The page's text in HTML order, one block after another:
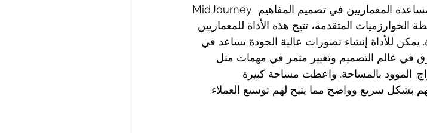
MidJourney هي أداة تعتمد على الذكاء الاصطناعي مصممة لمساعدة المعماريين في تصميم المفاهيم
المتقدمة، تتيح هذه الأداة للمعماريين
للأداة إنشاء تصورات عالية الجودة تساعد في
في عالم التصميم وتغيير مثمر في مهمات مثل
الموود بالمساحة. واعطت مساحة كبيرة
بشكل سريع وواضح مما يتيح لهم توسيع العملاء